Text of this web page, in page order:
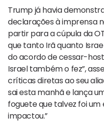
Trump já havia
declarações à imprensa
partir para a cúpula da
que tanto Irã quanto
do acordo de cessar-
Israel também o fez”,
críticas diretas ao seu
sai esta manhã e lança
foguete que talvez foi
impactou.”